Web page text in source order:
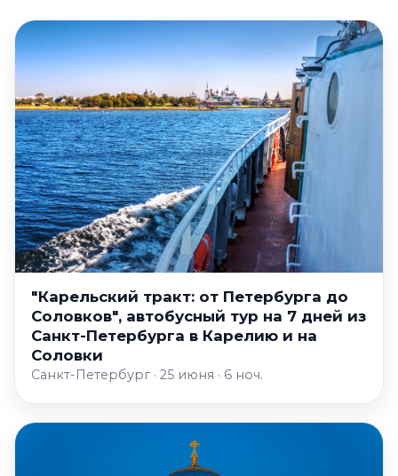
"Карельский тракт: от Петербурга до
Соловков", автобусный тур на 7 дней из
Санкт-Петербурга в Карелию и на
Соловки
Санкт-Петербург · 25 июня · 6 ноч.